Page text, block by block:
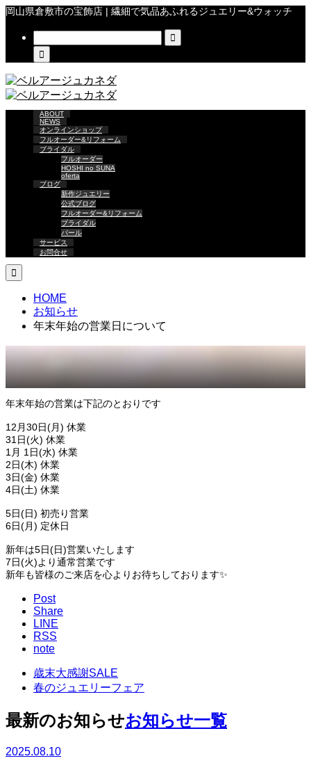
岡山県倉敷市の宝飾店 | 繊細で気品あふれるジュエリー&ウォッチ


ABOUT
NEWS
オンラインショップ
フルオーダー&リフォーム
ブライダル
フルオーダー
HOSHI no SUNA
oferta
ブログ
新作ジュエリー
公式ブログ
フルオーダー&リフォーム
ブライダル
パール
サービス
お問合せ

HOME
お知らせ
年末年始の営業日について
年末年始の営業は下記のとおりです
12月30日(月) 休業
31日(火) 休業
1月 1日(水) 休業
2日(木) 休業
3日(金) 休業
4日(土) 休業
5日(日) 初売り営業
6日(月) 定休日
新年は5日(日)営業いたします
7日(火)より通常営業です
新年も皆様のご来店を心よりお待ちしております✨
Post
Share
LINE
RSS
note
歳末大感謝SALE
春のジュエリーフェア
最新のお知らせお知らせ一覧
2025.08.10